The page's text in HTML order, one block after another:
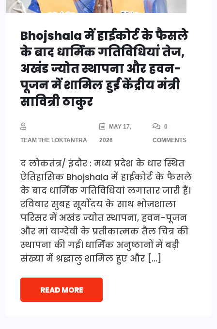
Bhojshala में हाईकोर्ट के फैसले
के बाद धार्मिक गतिविधियां तेज,
अखंड ज्योत स्थापना और हवन-
पूजन में शामिल हुईं केंद्रीय मंत्री
सावित्री ठाकुर
TEAM THE LOKTANTRA
MAY 17,
2026
0
COMMENTS
द लोकतंत्र/ इंदौर : मध्य प्रदेश के धार स्थित
ऐतिहासिक Bhojshala में हाईकोर्ट के फैसले
के बाद धार्मिक गतिविधियां लगातार जारी हैं।
रविवार सुबह सूर्योदय के साथ भोजशाला
परिसर में अखंड ज्योत स्थापना, हवन-पूजन
और मां वाग्देवी के प्रतीकात्मक तैल चित्र की
स्थापना की गई। धार्मिक अनुष्ठानों में बड़ी
संख्या में श्रद्धालु शामिल हुए और […]
READ MORE